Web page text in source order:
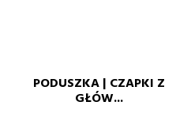
PODUSZKA | CZAPKI Z
GŁÓW...